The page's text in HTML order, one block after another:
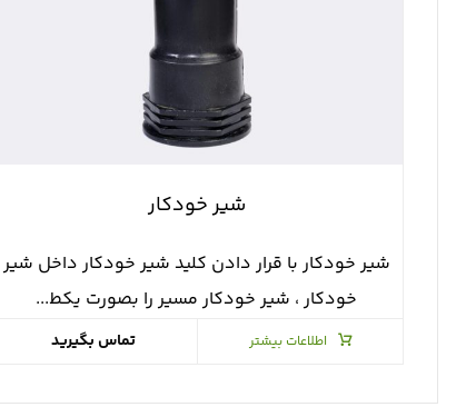
شير خودكار
شير خودكار با قرار دادن كليد شير خودكار داخل شير
خودكار ، شير خودكار مسير را بصورت يكط...
تماس بگیرید اطلاعات بیشتر